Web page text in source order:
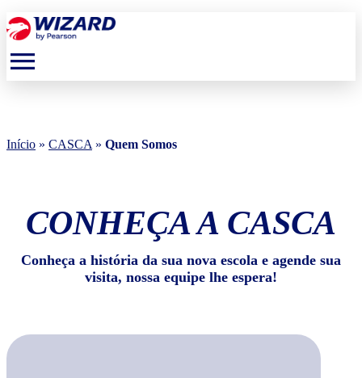
menu
Início » CASCA » Quem Somos
CONHEÇA A CASCA
Conheça a história da sua nova escola e agende sua
visita, nossa equipe lhe espera!